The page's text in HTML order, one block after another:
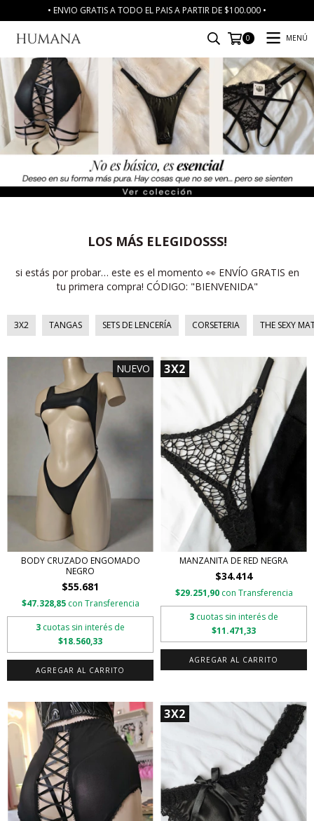
• ENVIO GRATIS A TODO EL PAIS A PARTIR DE $100.000 •
0 MENÚ
LOS MÁS ELEGIDOSSS!
si estás por probar… este es el momento 👀 ENVÍO GRATIS en
tu primera compra! CÓDIGO: "BIENVENIDA"
3X2 TANGAS SETS DE LENCERÍA CORSETERIA THE SEXY
NUEVO
BODY CRUZADO ENGOMADO
NEGRO
$55.681
$47.328,85 con Transferencia
3 cuotas sin interés de
$18.560,33
3X2
MANZANITA DE RED NEGRA
$34.414
$29.251,90 con Transferencia
3 cuotas sin interés de
$11.471,33
3X2